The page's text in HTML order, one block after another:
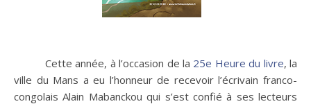
Cette année, à l’occasion de la 25e Heure du livre, la
ville du Mans a eu l’honneur de recevoir l’écrivain franco-
congolais Alain Mabanckou qui s’est confié à ses lecteurs